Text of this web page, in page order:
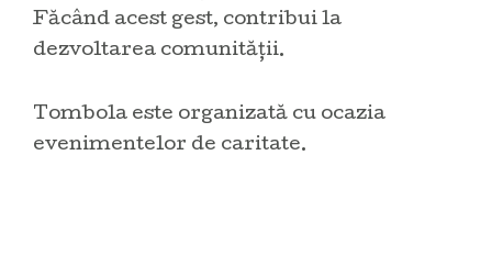
Făcând acest gest, contribui la
dezvoltarea comunității.
Tombola este organizată cu ocazia
evenimentelor de caritate.